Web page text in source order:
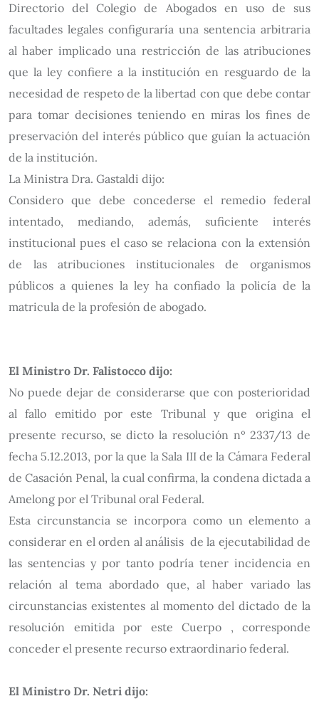
Directorio del Colegio de Abogados en uso de sus
facultades legales configuraría una sentencia arbitraria
al haber implicado una restricción de las atribuciones
que la ley confiere a la institución en resguardo de la
necesidad de respeto de la libertad con que debe contar
para tomar decisiones teniendo en miras los fines de
preservación del interés público que guían la actuación
de la institución.
La Ministra Dra. Gastaldi dijo:
Considero que debe concederse el remedio federal
intentado, mediando, además, suficiente interés
institucional pues el caso se relaciona con la extensión
de las atribuciones institucionales de organismos
públicos a quienes la ley ha confiado la policía de la
matricula de la profesión de abogado.
El Ministro Dr. Falistocco dijo:
No puede dejar de considerarse que con posterioridad
al fallo emitido por este Tribunal y que origina el
presente recurso, se dicto la resolución nº 2337/13 de
fecha 5.12.2013, por la que la Sala III de la Cámara Federal
de Casación Penal, la cual confirma, la condena dictada a
Amelong por el Tribunal oral Federal.
Esta circunstancia se incorpora como un elemento a
considerar en el orden al análisis de la ejecutabilidad de
las sentencias y por tanto podría tener incidencia en
relación al tema abordado que, al haber variado las
circunstancias existentes al momento del dictado de la
resolución emitida por este Cuerpo , corresponde
conceder el presente recurso extraordinario federal.
El Ministro Dr. Netri dijo: